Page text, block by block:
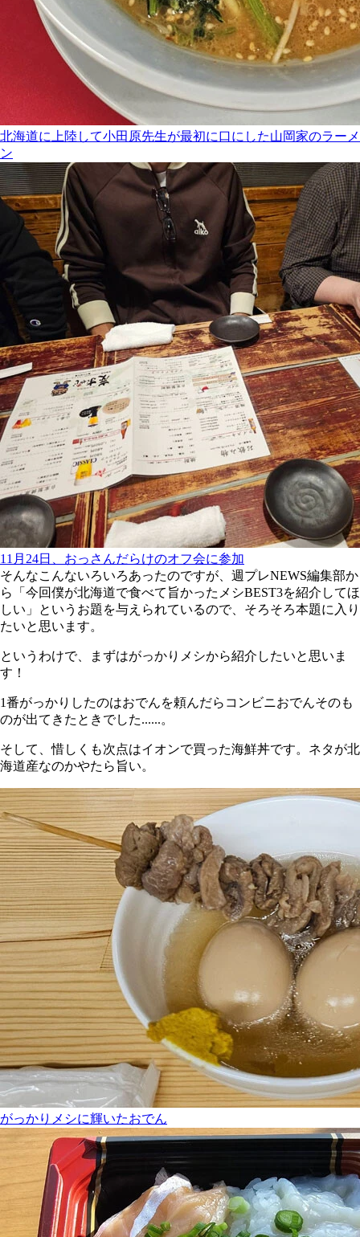
北海道に上陸して小田原先生が最初に口にした山岡家のラーメ
ン
11月24日、おっさんだらけのオフ会に参加
そんなこんないろいろあったのですが、週プレNEWS編集部か
ら「今回僕が北海道で食べて旨かったメシBEST3を紹介してほ
しい」というお題を与えられているので、そろそろ本題に入り
たいと思います。
というわけで、まずはがっかりメシから紹介したいと思いま
す！
1番がっかりしたのはおでんを頼んだらコンビニおでんそのも
のが出てきたときでした......。
そして、惜しくも次点はイオンで買った海鮮丼です。ネタが北
海道産なのかやたら旨い。
がっかりメシに輝いたおでん